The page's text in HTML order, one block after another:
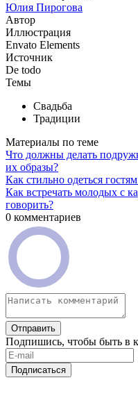
Юлия Пирогова
Автор
Иллюстрация
Envato Elements
Источник
De todo
Темы
Свадьба
Традиции
Материалы по теме
Что должны делать
их образы?
Как стильно одеться
Как встречать молодых с
говорить?
0 комментариев
Отправить
Подпишись, чтобы быть в
Подписаться